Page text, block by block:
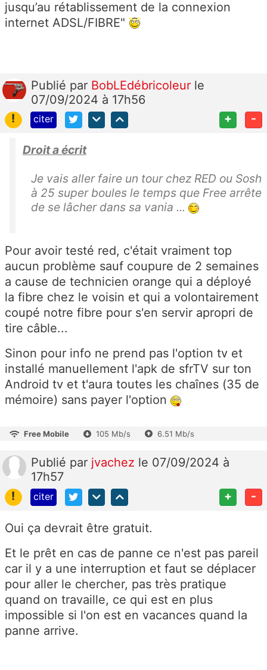
jusqu’au rétablissement de la connexion
internet ADSL/FIBRE"
Publié par BobLEdébricoleur le
07/09/2024 à 17h56
!
citer + -
Droit a écrit
Je vais aller faire un tour chez RED ou Sosh
à 25 super boules le temps que Free arrête
de se lâcher dans sa vania ...
Pour avoir testé red, c'était vraiment top
aucun problème sauf coupure de 2 semaines
a cause de technicien orange qui a déployé
la fibre chez le voisin et qui a volontairement
coupé notre fibre pour s'en servir apropri de
tire câble...
Sinon pour info ne prend pas l'option tv et
installé manuellement l'apk de sfrTV sur ton
Android tv et t'aura toutes les chaînes (35 de
mémoire) sans payer l'option
Free Mobile 105 Mb/s 6.51 Mb/s
Publié par jvachez le 07/09/2024 à
17h57
!
citer + -
Oui ça devrait être gratuit.
Et le prêt en cas de panne ce n'est pas pareil
car il y a une interruption et faut se déplacer
pour aller le chercher, pas très pratique
quand on travaille, ce qui est en plus
impossible si l'on est en vacances quand la
panne arrive.